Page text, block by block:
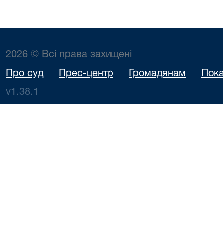
2026 © Всі права захищені
Про суд Прес-центр Громадянам
v1.38.1